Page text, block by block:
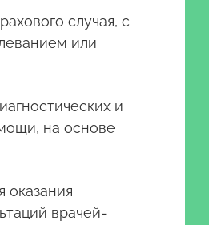
случая, с
или
и
на основе
врачей-